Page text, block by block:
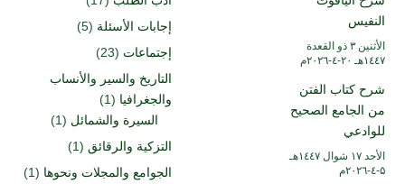
النفيس
الأثنين ۳ ذو القعدة
۱٤٤۷هـ ۲۰-٤-۲۰۲٦م
شرح كتاب الفتن
من الجامع الصحيح
للوادعي
الأحد ۱۷ شوال ۱٤٤۷هـ
۵-٤-۲۰۲٦م
إجابات الأسئلة (5)
إجتماعات (23)
التاريخ والسير والأنساب
والجغرافيا (1)
السيرة والشمائل (1)
التزكية والرقائق (1)
الجوامع والمجلات ونحوها (1)